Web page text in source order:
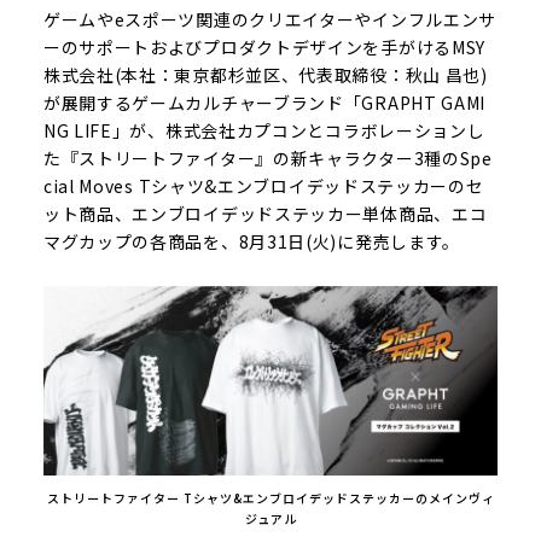
ゲームやeスポーツ関連のクリエイターやインフルエンサ
ーのサポートおよびプロダクトデザインを手がけるMSY
株式会社(本社：東京都杉並区、代表取締役：秋山 昌也)
が展開するゲームカルチャーブランド「GRAPHT GAMI
NG LIFE」が、株式会社カプコンとコラボレーションし
た『ストリートファイター』の新キャラクター3種のSpe
cial Moves Tシャツ&エンブロイデッドステッカーのセ
ット商品、エンブロイデッドステッカー単体商品、エコ
マグカップの各商品を、8月31日(火)に発売します。
ストリートファイター Tシャツ&エンブロイデッドステッカーのメインヴィ
ジュアル